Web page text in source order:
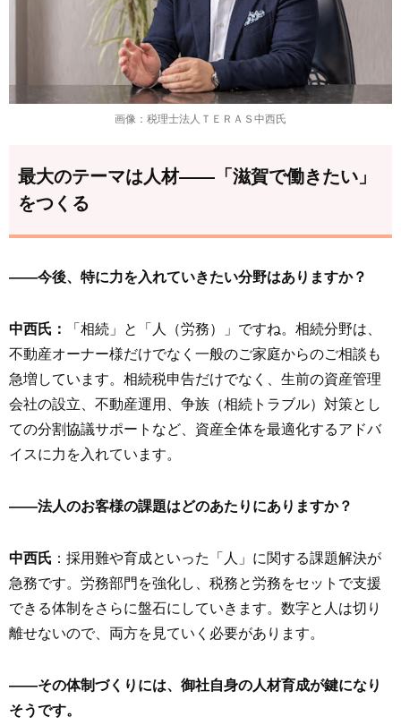
画像：税理士法人ＴＥＲＡＳ中西氏
最大のテーマは人材——「滋賀で働きたい」
をつくる
――今後、特に力を入れていきたい分野はありますか？
中西氏：
「相続」と「人（労務）」ですね。相続分野は、
不動産オーナー様だけでなく一般のご家庭からのご相談も
急増しています。相続税申告だけでなく、生前の資産管理
会社の設立、不動産運用、争族（相続トラブル）対策とし
ての分割協議サポートなど、資産全体を最適化するアドバ
イスに力を入れています。
――法人のお客様の課題はどのあたりにありますか？
中西氏 ：採用難や育成といった「人」に関する課題解決が
急務です。労務部門を強化し、税務と労務をセットで支援
できる体制をさらに盤石にしていきます。数字と人は切り
離せないので、両方を見ていく必要があります。
――その体制づくりには、御社自身の人材育成が鍵になり
そうです。